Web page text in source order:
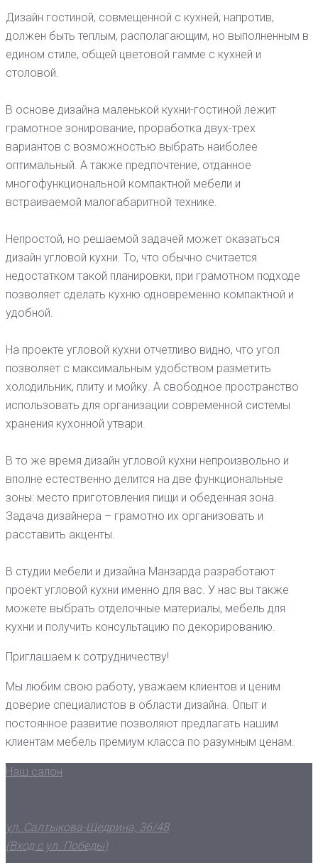
Дизайн гостиной, совмещенной с кухней, напротив,
должен быть теплым, располагающим, но выполненным в
едином стиле, общей цветовой гамме с кухней и
столовой.
В основе дизайна маленькой кухни-гостиной лежит
грамотное зонирование, проработка двух-трех
вариантов с возможностью выбрать наиболее
оптимальный. А также предпочтение, отданное
многофункциональной компактной мебели и
встраиваемой малогабаритной технике.
Непростой, но решаемой задачей может оказаться
дизайн угловой кухни. То, что обычно считается
недостатком такой планировки, при грамотном подходе
позволяет сделать кухню одновременно компактной и
удобной.
На проекте угловой кухни отчетливо видно, что угол
позволяет с максимальным удобством разметить
холодильник, плиту и мойку. А свободное пространство
использовать для организации современной системы
хранения кухонной утвари.
В то же время дизайн угловой кухни непроизвольно и
вполне естественно делится на две функциональные
зоны: место приготовления пищи и обеденная зона.
Задача дизайнера – грамотно их организовать и
расставить акценты.
В студии мебели и дизайна Манзарда разработают
проект угловой кухни именно для вас. У нас вы также
можете выбрать отделочные материалы, мебель для
кухни и получить консультацию по декорированию.
Приглашаем к сотрудничеству!
Мы любим свою работу, уважаем клиентов и ценим
доверие специалистов в области дизайна. Опыт и
постоянное развитие позволяют предлагать нашим
клиентам мебель премиум класса по разумным ценам.
Наш салон
ул. Салтыкова-Щедрина, 36/48
(Вход с ул. Победы)